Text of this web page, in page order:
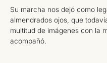
Su marcha nos dejó como
almendrados ojos, que
multitud de imágenes con la
acompañó.